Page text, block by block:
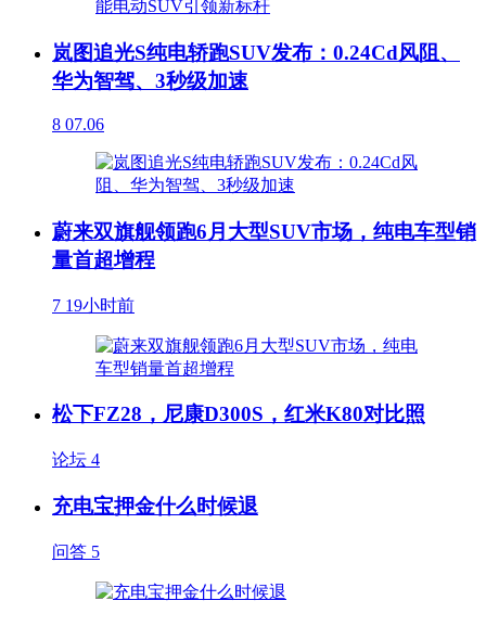
岚图追光S纯电轿跑SUV发布：0.24Cd风阻、
华为智驾、3秒级加速
8 07.06
蔚来双旗舰领跑6月大型SUV市场，纯电车型销
量首超增程
7 19小时前
松下FZ28，尼康D300S，红米K80对比照
论坛 4
充电宝押金什么时候退
问答 5